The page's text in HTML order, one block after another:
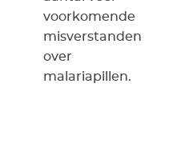
voorkomende
misverstanden
over
malariapillen.